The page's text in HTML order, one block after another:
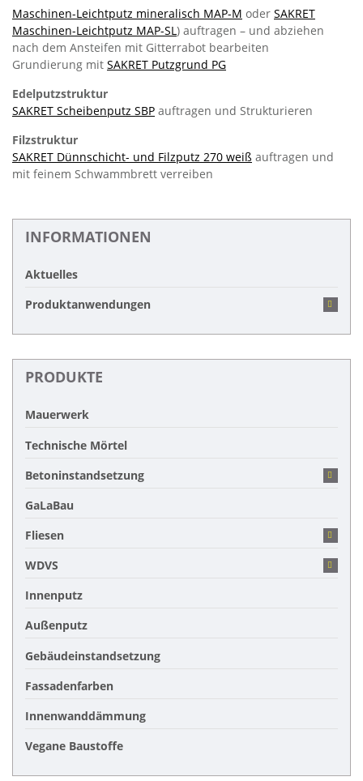
Maschinen-Leichtputz mineralisch MAP-M oder SAKRET
Maschinen-Leichtputz MAP-SL) auftragen – und abziehen
nach dem Ansteifen mit Gitterrabot bearbeiten
Grundierung mit SAKRET Putzgrund PG
Edelputzstruktur
SAKRET Scheibenputz SBP auftragen und Strukturieren
Filzstruktur
SAKRET Dünnschicht- und Filzputz 270 weiß auftragen und
mit feinem Schwammbrett verreiben
INFORMATIONEN
Aktuelles
Produktanwendungen
PRODUKTE
Mauerwerk
Technische Mörtel
Betoninstandsetzung
GaLaBau
Fliesen
WDVS
Innenputz
Außenputz
Gebäudeinstandsetzung
Fassadenfarben
Innenwanddämmung
Vegane Baustoffe